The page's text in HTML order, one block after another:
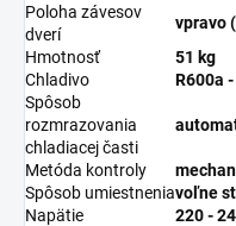
Poloha závesov
dverí
vpravo
Hmotnosť
51 kg
Chladivo
R600a
Spôsob
rozmrazovania
chladiacej časti
Metóda kontroly
Spôsob umiestneniavoľne
Napätie
220 -